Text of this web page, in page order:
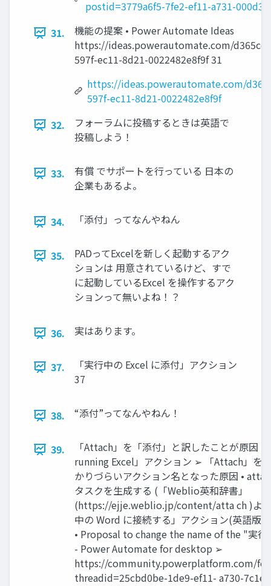
postid=3779a6f5-7fe2-ef11-a731-
31.
機能の提案 • Power Automate Ideas
https://ideas.powerautomate.com/
597f-ec11-8d21-0022482e8f9f 31
https://ideas.powerautomate.com/
597f-ec11-8d21-0022482e8f9f
32.
フォーラムに投稿するときは英語で
投稿しよう！
33.
有償 でサポートを行っている 日本の
企業もあるよ。
34. 「添付」ってなんやねん
35.
PADってExcelを新しく起動するアク
ションは 用意されているけど、すで
に起動しているExcel を操作するアク
ションって無いよね！？
36. 実はあります。
37.
「実行中の Excel に添付」アクション
37
38. “添付”ってなんやねん！
39.
「Attach」を「添付」と訳したことが原因
running Excel」アクション ➢ 「Attach」を
かりづらいアクション名となった原因 •
タスクを生成する (「Weblio英和辞書」
(https://ejje.weblio.jp/content/atta ch )より
中の Word に接続する」アクション(英語版
• Proposal to change the name of the "実
- Power Automate for desktop ➢
https://community.powerplatform.com/
threadid=25cbd0be-1de9-ef11- a730-